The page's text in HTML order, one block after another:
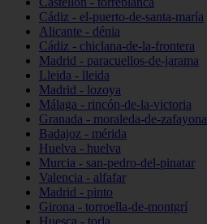
Cádiz - el-puerto-de-santa-maría
Alicante - dénia
Cádiz - chiclana-de-la-frontera
Madrid - paracuellos-de-jarama
Lleida - lleida
Madrid - lozoya
Málaga - rincón-de-la-victoria
Granada - moraleda-de-zafayona
Badajoz - mérida
Huelva - huelva
Murcia - san-pedro-del-pinatar
Valencia - alfafar
Madrid - pinto
Girona - torroella-de-montgrí
Huesca - torla